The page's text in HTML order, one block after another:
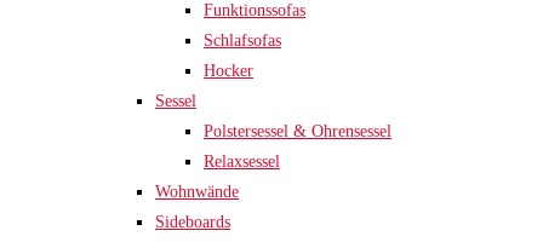
Funktionssofas
Schlafsofas
Hocker
Sessel
Polstersessel & Ohrensessel
Relaxsessel
Wohnwände
Sideboards